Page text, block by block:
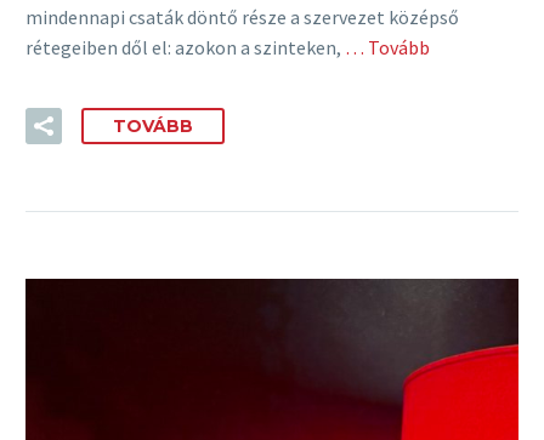
mindennapi csaták döntő része a szervezet középső
rétegeiben dől el: azokon a szinteken, … Tovább
TOVÁBB